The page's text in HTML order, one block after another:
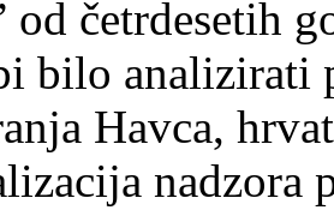
od četrdesetih
bilo analizirati
Havca,
nadzora